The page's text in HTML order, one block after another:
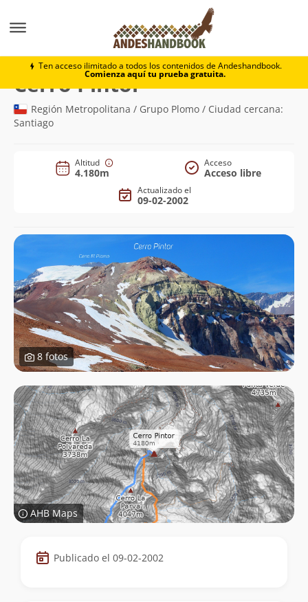
Ten acceso ilimitado a todos los contenidos de Andeshandbook.
Comienza aquí tu prueba gratuita.
Cerro Pintor
Cerro Pintor(4.180m)
Región Metropolitana / Grupo Plomo / Ciudad cercana:
Santiago
Altitud
4.180m
Acceso
Acceso libre
Actualizado el
09-02-2002
8 fotos
AHB Maps
Datos
de
Publicado el 09-02-2002